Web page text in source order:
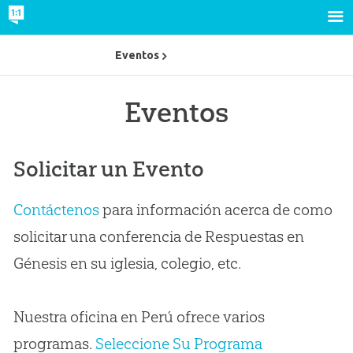
Eventos
Solicitar un Evento
Contáctenospara información acerca de como
solicitar una conferencia de Respuestas en
Génesis en su iglesia, colegio, etc.
Nuestra oficina en Perú ofrece varios
programas. Seleccione Su Programa
Eventos